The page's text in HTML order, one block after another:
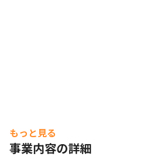
もっと見る
事業内容の詳細